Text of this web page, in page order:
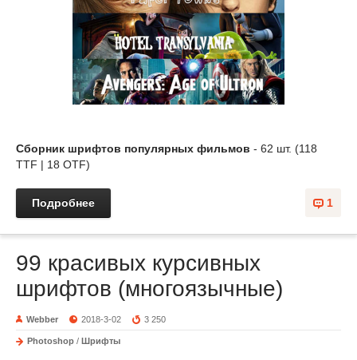
Сборник шрифтов популярных фильмов - 62 шт. (118
TTF | 18 OTF)
1
Подробнее
99 красивых курсивных
шрифтов (многоязычные)
Webber 2018-3-02 3 250
Photoshop / Шрифты